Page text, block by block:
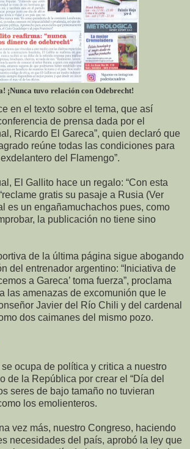
¡Nunca tuvo relación con Odebrecht!
en el texto sobre el tema, que así
de prensa dada por el
Ricardo El Gareca”, quien declaró que
reúne todas las condiciones para
del Flamengo”.
El Gallito hace un regalo: “Con esta
gratis su pasaje a Rusia (Ver
es un engañamuchachos pues, como
la publicación no tiene sino
de la última página sigue abogando
del entrenador argentino: “Iniciativa de
a Gareca’ toma fuerza”, proclama
las amenazas de excomunión que le
Javier del Río Chili y del cardenal
dos caimanes del mismo pozo.
ocupa de política y critica a nuestro
de la República por crear el “Día del
seres de bajo tamaño no tuvieran
los emolienteros.
vez más, nuestro Congreso, haciendo
necesidades del país, aprobó la ley que